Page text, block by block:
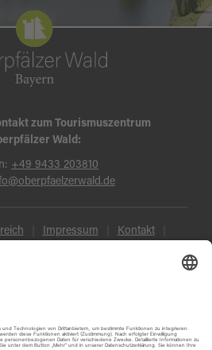
zum Tourismuszentrum
Wald:
+49 9433 203810
Impressum Kontakt